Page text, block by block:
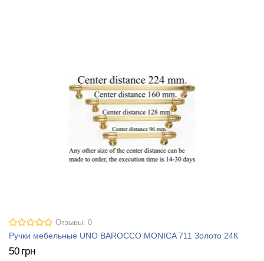
Отзывы: 0
Ручки мебельные UNO BAROCCO MONICA 711 Золото 24К
50 грн